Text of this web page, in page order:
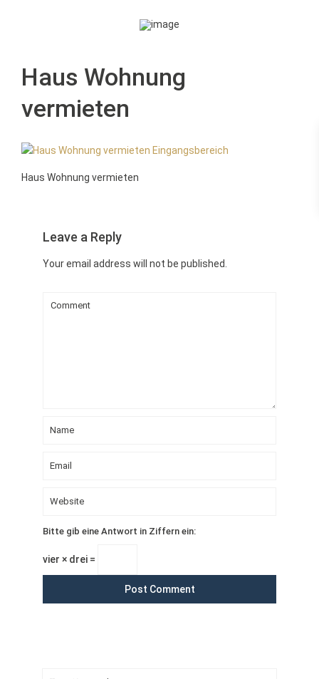
Haus Wohnung
vermieten
Haus Wohnung vermieten
Leave a Reply
Your email address will not be published.
Bitte gib eine Antwort in Ziffern ein:
vier × drei =